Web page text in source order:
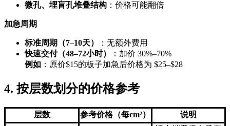
微孔、埋盲孔堆叠结构 ：价格可能翻倍
加急周期
标准周期（7–10天）
：无额外费用
快速交付（48–72小时）
：加价 30%–70%
例如 ：原价$15的板子加急后价格为 $25–$28
4. 按层数划分的价格参考
层数 参考价格（每cm²） 说明